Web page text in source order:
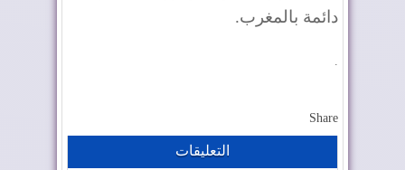
دائمة بالمغرب.
Share
التعليقات